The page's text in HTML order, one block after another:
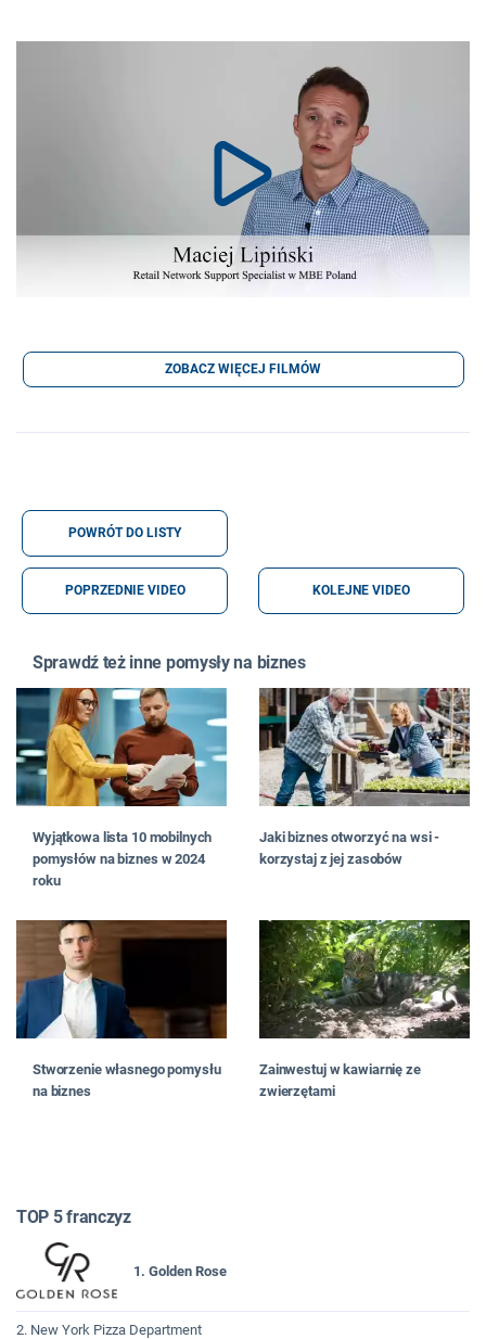
ZOBACZ WIĘCEJ FILMÓW
POWRÓT DO LISTY
POPRZEDNIE VIDEO KOLEJNE VIDEO
Sprawdź też inne pomysły na biznes
Wyjątkowa lista 10 mobilnych
pomysłów na biznes w 2024
roku
Jaki biznes otworzyć na wsi -
korzystaj z jej zasobów
Stworzenie własnego pomysłu
na biznes
Zainwestuj w kawiarnię ze
zwierzętami
TOP 5 franczyz
1. Golden Rose
2. New York Pizza Department